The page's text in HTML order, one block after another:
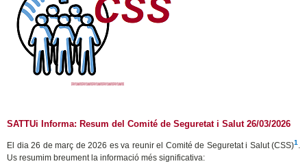
SATTUi Informa: Resum del Comité de Seguretat i Salut 26/03/2026
El dia 26 de març de 2026 es va reunir el Comité de Seguretat i Salut (CSS)1
Us resumim breument la informació més significativa: